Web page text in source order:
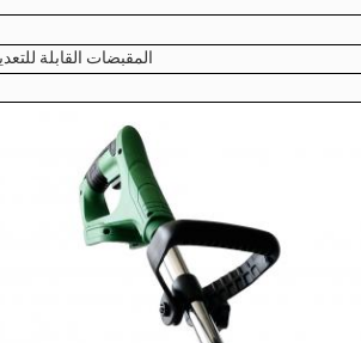
المقبضات القابلة